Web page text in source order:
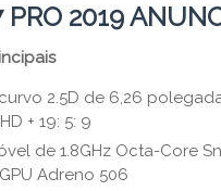
PRO 2019
2.5D de 6,26
+ 19: 5: 9
de 1.8GHz Octa-Core
Adreno 506